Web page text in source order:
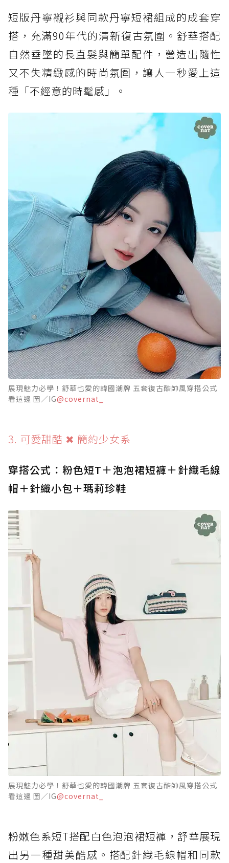
短版丹寧襯衫與同款丹寧短裙組成的成套穿
搭，充滿90年代的清新復古氛圍。舒華搭配
自然垂墜的長直髮與簡單配件，營造出隨性
又不失精緻感的時尚氛圍，讓人一秒愛上這
種「不經意的時髦感」。
展現魅力必學！舒華也愛的韓國潮牌 五套復古酷帥風穿搭公式
看這邊 圖／IG@covernat_
3. 可愛甜酷 ✖ 簡約少女系
穿搭公式：粉色短T＋泡泡裙短褲＋針織毛線
帽＋針織小包＋瑪莉珍鞋
展現魅力必學！舒華也愛的韓國潮牌 五套復古酷帥風穿搭公式
看這邊 圖／IG@covernat_
粉嫩色系短T搭配白色泡泡裙短褲，舒華展現
出另一種甜美酷感。搭配針織毛線帽和同款